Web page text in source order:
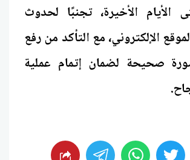
الأيام الأخيرة، تجنبًا لحدوث
الإلكتروني، مع التأكد من رفع
صحيحة لضمان إتمام عملية